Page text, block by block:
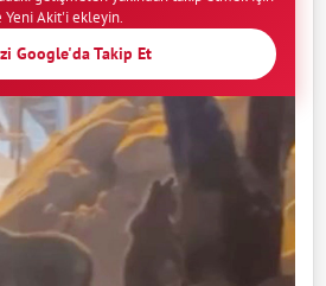
Akit'i ekleyin.
Google'da Takip Et